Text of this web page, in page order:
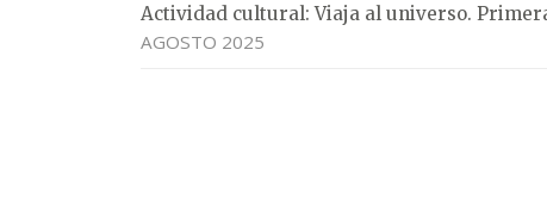
Actividad cultural: Viaja al universo.
AGOSTO 2025